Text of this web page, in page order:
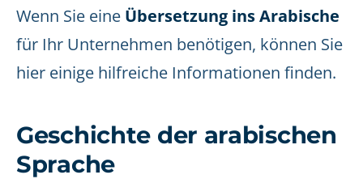
Wenn Sie eine Übersetzung ins Arabische
für Ihr Unternehmen benötigen, können Sie
hier einige hilfreiche Informationen finden.
Geschichte der arabischen
Sprache